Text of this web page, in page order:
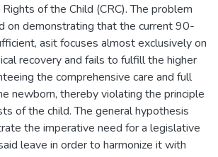
of the Child (CRC). The problem
on demonstrating that the current 90-
asit focuses almost exclusively on
recovery and fails to fulfill the higher
the comprehensive care and full
newborn, thereby violating the principle
of the child. The general hypothesis
the imperative need for a legislative
leave in order to harmonize it with